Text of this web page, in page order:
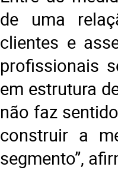
de uma
clientes e
profissionais
em estrutura
não faz
construir a
segmento”,